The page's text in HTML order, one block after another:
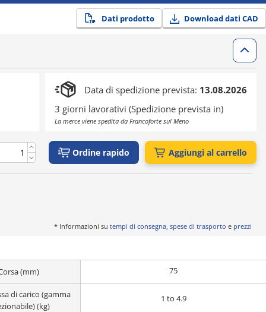
Dati prodotto Download dati CAD
Data di spedizione prevista: 13.08.2026
3 giorni lavorativi (Spedizione prevista in)
La merce viene spedita da Francoforte sul Meno
Ordine rapido Aggiungi al carrello
* Informazioni su tempi di consegna, spese di trasporto e prezzi
(mm) 75
di carico (gamma
(kg)
1 to 4.9